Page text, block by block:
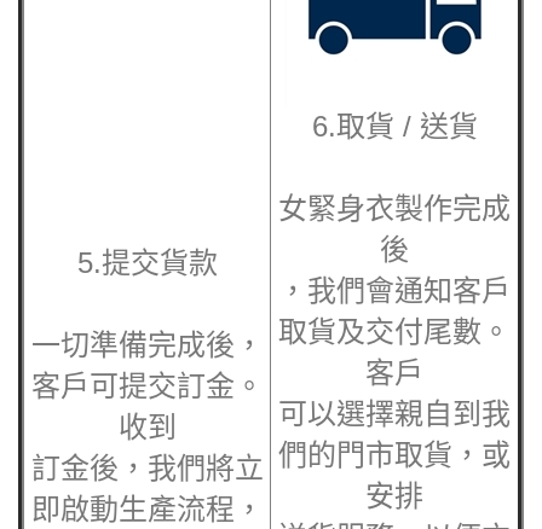
收到
即啟動生產流程，
確保
按時交付。
女緊身衣製作完成
，我們會通知客戶
客戶
可以選擇親自到我
們的門市取貨，或
安排
送貨服務，以便方
便快捷捷地獲得訂
購的
產品。